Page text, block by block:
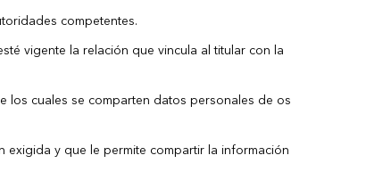
competentes.
vigente la relación que vincula al titular con la
los cuales se comparten datos personales de os
exigida y que le permite compartir la información